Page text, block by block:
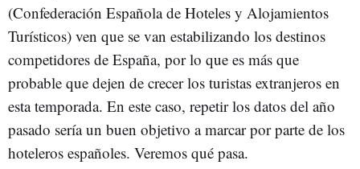
(Confederación Española de Hoteles y Alojamientos
Turísticos) ven que se van estabilizando los destinos
competidores de España, por lo que es más que
probable que dejen de crecer los turistas extranjeros en
esta temporada. En este caso, repetir los datos del año
pasado sería un buen objetivo a marcar por parte de los
hoteleros españoles. Veremos qué pasa.